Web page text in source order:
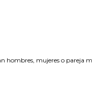
hombres, mujeres o pareja